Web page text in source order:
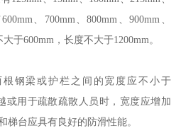
、700mm、800mm、900mm、
于600mm，长度不大于1200mm。
钢梁或护栏之间的宽度应不小于
或用于疏散疏散人员时，宽度应增加
梯台应具有良好的防滑性能。